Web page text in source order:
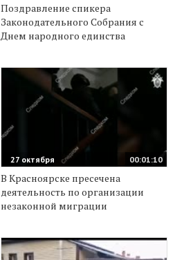
Поздравление спикера
Законодательного Собрания с
Днем народного единства
00:01:10
27 октября
В Красноярске пресечена
деятельность по организации
незаконной миграции